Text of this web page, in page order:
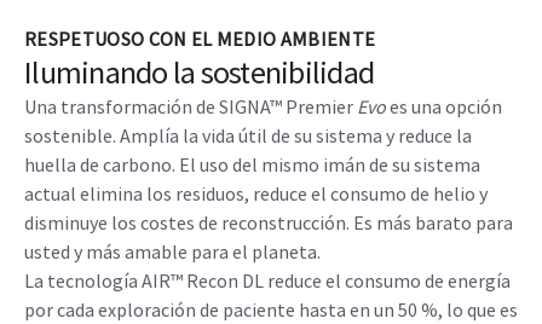
RESPETUOSO CON EL MEDIO AMBIENTE
Iluminando la sostenibilidad
Una transformación de SIGNA™ Premier Evoes una opción
sostenible. Amplía la vida útil de su sistema y reduce la
huella de carbono. El uso del mismo imán de su sistema
actual elimina los residuos, reduce el consumo de helio y
disminuye los costes de reconstrucción. Es más barato para
usted y más amable para el planeta.
La tecnología AIR™ Recon DL reduce el consumo de energía
por cada exploración de paciente hasta en un 50 %, lo que es